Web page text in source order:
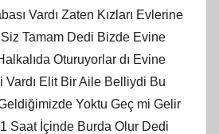
Vardı Zaten Kızları Evlerine
Siz Tamam Dedi Bizde Evine
Oturuyorlar dı Evine
Elit Bir Aile Belliydi Bu
Yoktu Geç mi Gelir
Saat İçinde Burda Olur Dedi